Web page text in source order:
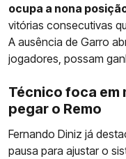
ocupa a nona
vitórias consecutivas
A ausência de Garro
jogadores, possam
Técnico foca em
pegar o Remo
Fernando Diniz já
pausa para ajustar o